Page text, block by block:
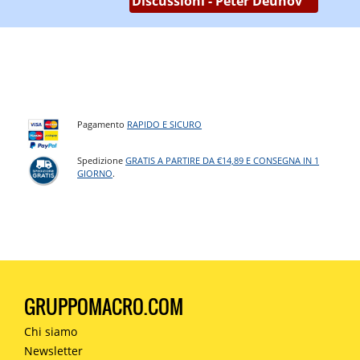
Pagamento RAPIDO E SICURO
SpedizioneGRATIS A PARTIRE DA €14,89 E CONSEGNA IN 1
GIORNO.
GRUPPOMACRO.COM
Chi siamo
Newsletter